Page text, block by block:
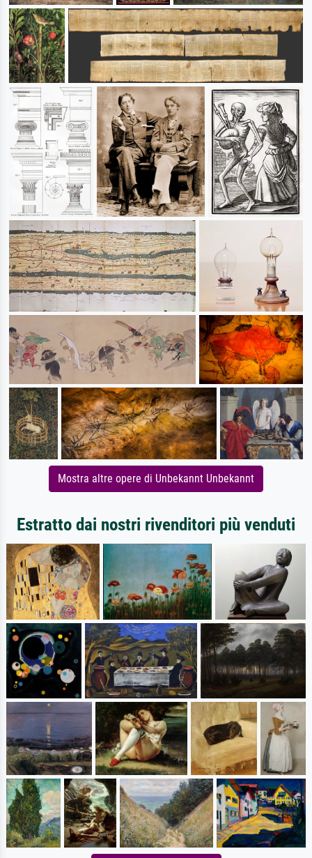
Mostra altre opere di Unbekannt Unbekannt
Estratto dai nostri rivenditori più venduti